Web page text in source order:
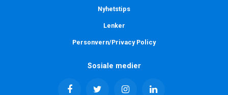
Nyhetstips
Lenker
Personvern/Privacy Policy
Sosiale medier